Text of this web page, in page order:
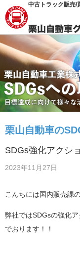
中古トラック販売/
栗山自動車の
SDGs強化アクシ
2023年11月27日
こんちには国内販売課
弊社ではSDGsの強化
でおります！！